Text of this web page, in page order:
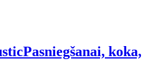
Pasniegšanai, koka,